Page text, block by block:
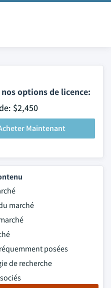
options de licence:
$2,450
Maintenant
marché
posées
de recherche